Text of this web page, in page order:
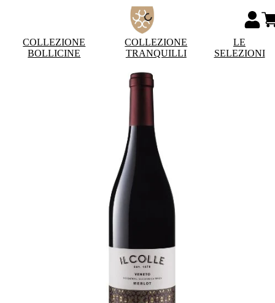
COLLEZIONE
BOLLICINE
COLLEZIONE
TRANQUILLI
LE
SELEZIONI